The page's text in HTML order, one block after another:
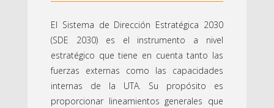
El Sistema de Dirección Estratégica 2030
(SDE 2030) es el instrumento a nivel
estratégico que tiene en cuenta tanto las
fuerzas externas como las capacidades
internas de la UTA. Su propósito es
proporcionar lineamientos generales que